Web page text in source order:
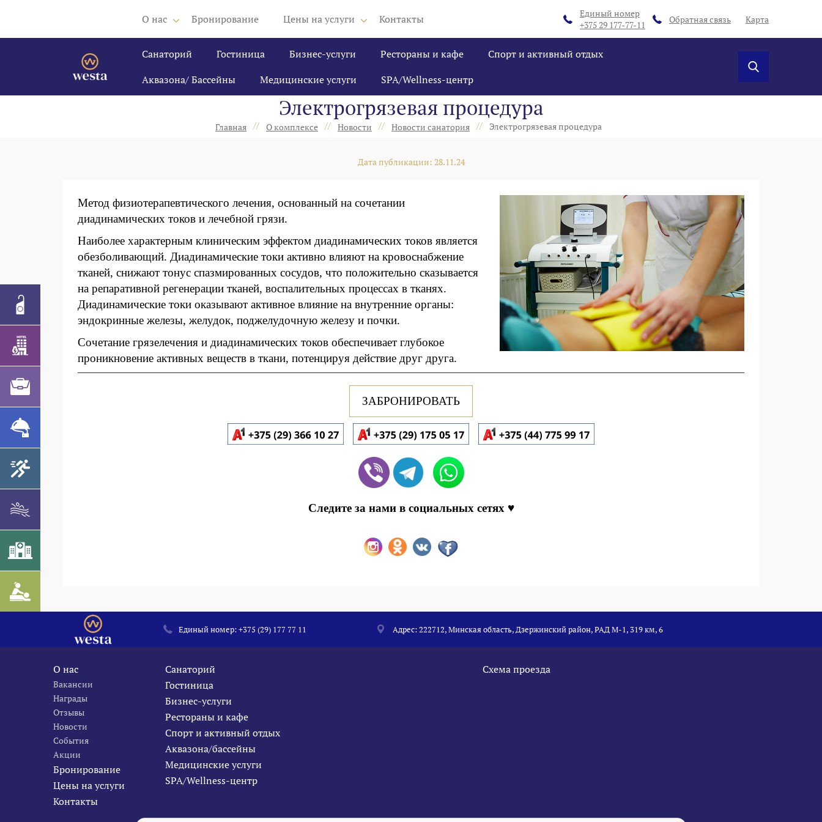
О нас Бронирование Цены на услуги Контакты
Единый номер
+375 29 177-77-11
Обратная связь Карта
Санаторий Гостиница Бизнес-услуги Рестораны и кафе
Спорт и активный отдых
Аквазона/ Бассейны
Медицинские услуги SPA/Wellness-центр
Электрогрязевая процедура
Главная // О комплексе // Новости // Новости санатория // Электрогрязевая процедура
Дата публикации: 28.11.24
Метод физиотерапевтического лечения, основанный на сочетании
диадинамических токов и лечебной грязи.
Наиболее характерным клиническим эффектом диадинамических токов является
обезболивающий. Диадинамические токи активно влияют на кровоснабжение
тканей, снижают тонус спазмированных сосудов, что положительно сказывается
на репаративной регенерации тканей, воспалительных процессах в тканях.
Диадинамические токи оказывают активное влияние на внутренние органы:
эндокринные железы, желудок, поджелудочную железу и почки.
Сочетание грязелечения и диадинамических токов обеспечивает глубокое
проникновение активных веществ в ткани, потенцируя действие друг друга.
ЗАБРОНИРОВАТЬ
Следите за нами в социальных сетях ♥
Единый номер:+375 (29) 177 77 11 Адрес: 222712, Минская область, Дзержинский район, РАД М-1, 319 км, 6
О нас
Вакансии
Награды
Отзывы
Новости
События
Акции
Бронирование
Цены на услуги
Контакты
Санаторий
Гостиница
Бизнес-услуги
Рестораны и кафе
Спорт и активный отдых
Аквазона/бассейны
Медицинские услуги
SPA/Wellness-центр
Схема проезда